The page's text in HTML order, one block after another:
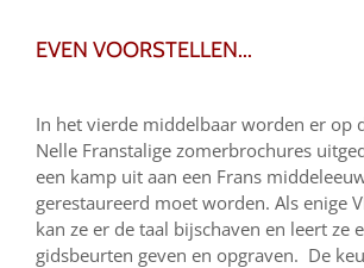
EVEN VOORSTELLEN...
In het vierde middelbaar worden er op
Nelle Franstalige zomerbrochures
een kamp uit aan een Frans
gerestaureerd moet worden. Als enige
kan ze er de taal bijschaven en leert ze
gidsbeurten geven en opgraven. De